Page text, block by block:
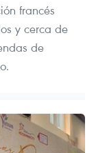
francés
y cerca de
de